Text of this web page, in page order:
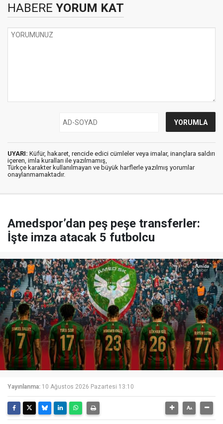
HABERE YORUM KAT
UYARI: Küfür, hakaret, rencide edici cümleler veya imalar, inançlara saldırı
içeren, imla kuralları ile yazılmamış,
Türkçe karakter kullanılmayan ve büyük harflerle yazılmış yorumlar
onaylanmamaktadır.
Amedspor’dan peş peşe transferler:
İşte imza atacak 5 futbolcu
Yayınlanma: 10 Ağustos 2026 Pazartesi 13:10